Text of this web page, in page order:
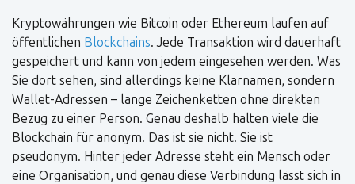
Kryptowährungen wie Bitcoin oder Ethereum laufen auf
öffentlichen Blockchains. Jede Transaktion wird dauerhaft
gespeichert und kann von jedem eingesehen werden. Was
Sie dort sehen, sind allerdings keine Klarnamen, sondern
Wallet-Adressen – lange Zeichenketten ohne direkten
Bezug zu einer Person. Genau deshalb halten viele die
Blockchain für anonym. Das ist sie nicht. Sie ist
pseudonym. Hinter jeder Adresse steht ein Mensch oder
eine Organisation, und genau diese Verbindung lässt sich in